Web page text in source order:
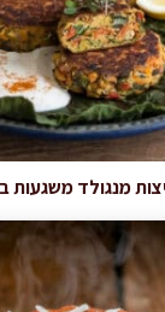
מנגולד